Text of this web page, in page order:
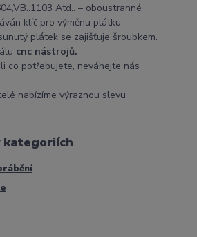
Atd.. – oboustranné
klíč pro výměnu plátku.
plátek se zajišťuje šroubkem.
cnc nástrojů.
co potřebujete, neváhejte nás
nabízíme výraznou slevu
kategoriích